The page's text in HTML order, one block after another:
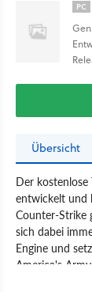
PC
Übersicht
Der
entwickelt und
Counter-Strike
sich dabei
Engine und
America's